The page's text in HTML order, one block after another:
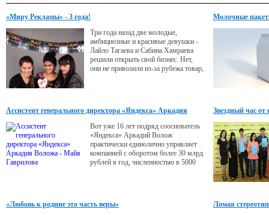
«Миру Рекламы» - 3 года!
Три года назад две молодые,
амбициозные и красивые девушки -
Лайло Тагаева и Сабина Хамраева
решили открыть свой бизнес. Нет,
они не привозили из-за рубежа товар,
«Мир Рекламы Tajikistan» -
рекламный каталог появился на
рынке услуг Таджикистана вовремя и
к месту.
Молочные
Ассистент генерального директора «Яндекса» Аркадия
Вот уже 16 лет подряд сооснователь
«Яндекса» Аркадий Волож
практически единолично управляет
компанией с оборотом более 30 млрд
рублей в год, численностью в 5000
Звездный час
«Любовь к родине это часть веры»
Ломая